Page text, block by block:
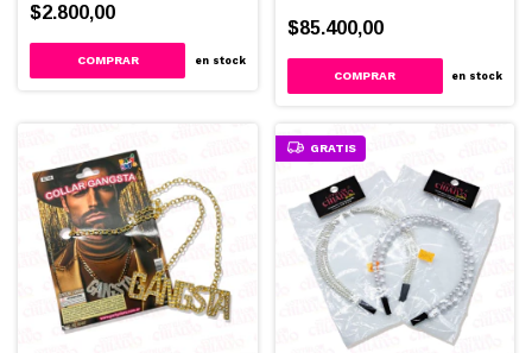
$2.800,00
en stock
$85.400,00
en stock
GRATIS